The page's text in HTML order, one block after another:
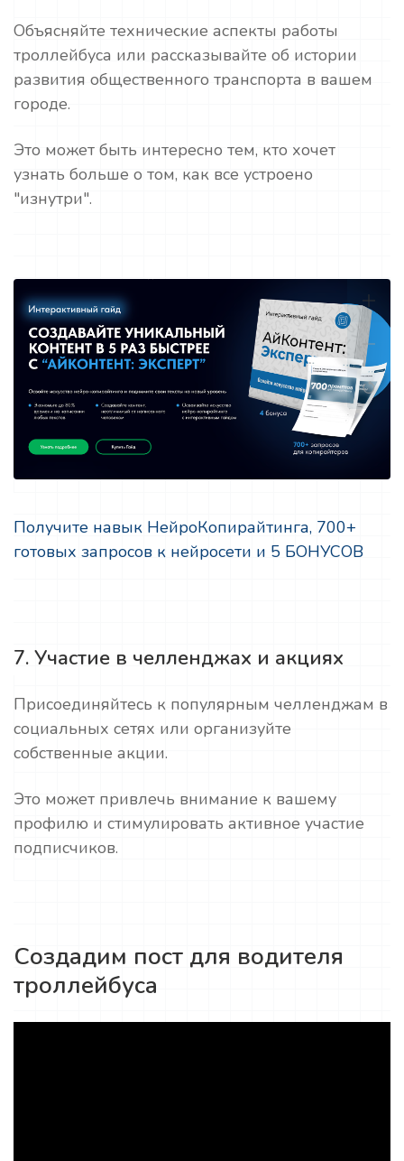
Объясняйте технические аспекты работы
троллейбуса или рассказывайте об истории
развития общественного транспорта в вашем
городе.
Это может быть интересно тем, кто хочет
узнать больше о том, как все устроено
"изнутри".
Получите навык НейроКопирайтинга, 700+
готовых запросов к нейросети и 5 БОНУСОВ
7. Участие в челленджах и акциях
Присоединяйтесь к популярным челленджам в
социальных сетях или организуйте
собственные акции.
Это может привлечь внимание к вашему
профилю и стимулировать активное участие
подписчиков.
Создадим пост для водителя
троллейбуса